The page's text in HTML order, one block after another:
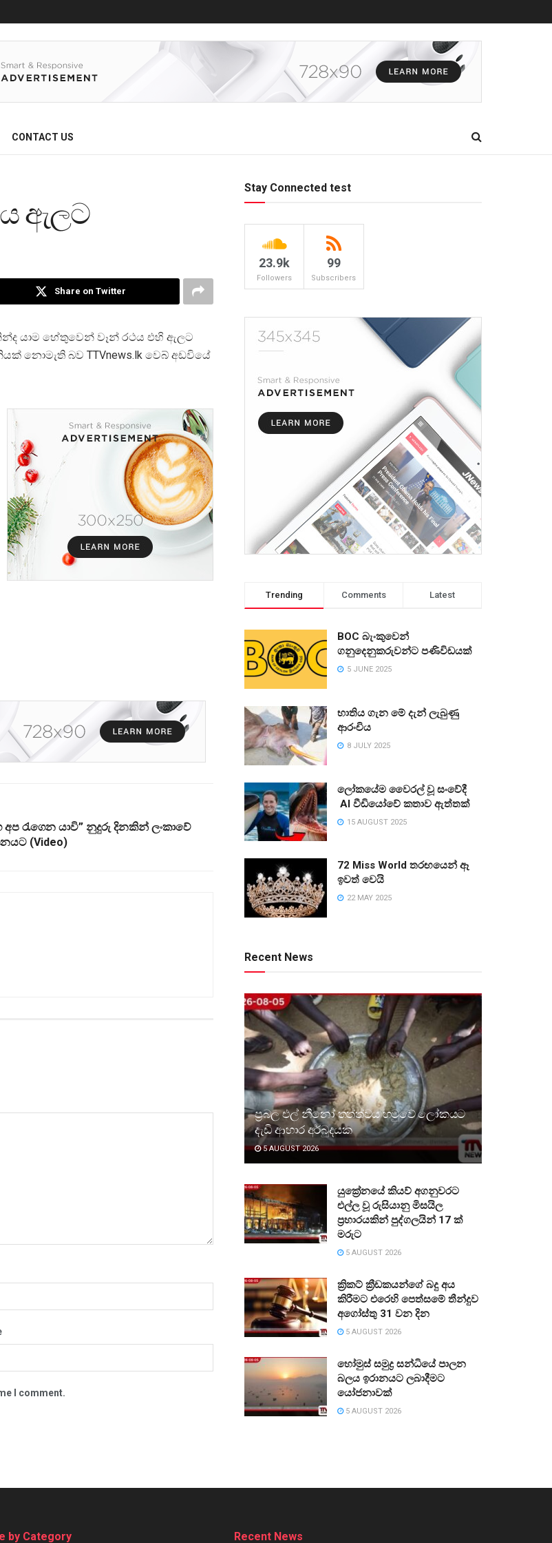
CONTACT US
ඇලට
Share on Twitter
යාම හේතුවෙන් වෑන් රථය එහි ඇලට
නොමැති බව TTVnews.lk වෙබ් අඩවියේ
අප රැගෙන යාවි” නුදුරු දිනකින් ලංකාවේ
(Video)
I comment.
Stay Connected test
23.9k
Followers
99
Subscribers
Trending Comments Latest
BOC බැංකුවෙන්
ගනුදෙනුකරුවන්ට පණිවිඩයක්
5 JUNE 2025
භාතිය ගැන මේ දැන් ලැබුණු
ආරංචිය
8 JULY 2025
ලෝකයේම වෛරල් වූ සංවේදී
AI වීඩියෝවේ කතාව ඇත්තක්
15 AUGUST 2025
72 Miss World තරඟයෙන් ඈ
ඉවත් වෙයි
22 MAY 2025
Recent News
ප්‍රබල එල් නීනෝ තත්ත්වය හමුවේ ලෝකයට
දැඩි ආහාර අර්බුදයක
5 AUGUST 2026
යුක්‍රේනයේ කියව් අගනුවරට
එල්ල වූ රුසියානු මිසයිල
ප්‍රහාරයකින් පුද්ගලයින් 17 ක්
මරුට
5 AUGUST 2026
ක්‍රිකට් ක්‍රීඩකයන්ගේ බදු අය
කිරීමට එරෙහි පෙත්සමේ තීන්දුව
අගෝස්තු 31 වන දින
5 AUGUST 2026
හෝමුස් සමුද්‍ර සන්ධියේ පාලන
බලය ඉරානයට ලබාදීමට
යෝජනාවක්
5 AUGUST 2026
by Category Recent News